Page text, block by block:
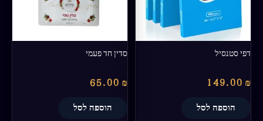
דפי סטנסיל
149.00 ₪
הוספה לסל
סדין חד פעמי
65.00 ₪
הוספה לסל